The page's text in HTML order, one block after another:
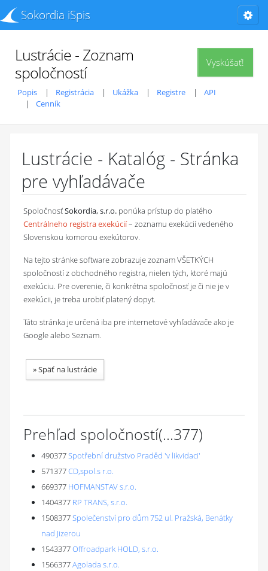
Sokordia iSpis
Vyskúšať!
Lustrácie - Zoznam
spoločností
Popis Registrácia Ukážka Registre
API
Cenník
Lustrácie - Katalóg - Stránka
pre vyhľadávače
SpoločnosťSokordia, s.r.o. ponúka prístup do platého
Centrálneho registra exekúcií– zoznamu exekúcií vedeného
Slovenskou komorou exekútorov.
Na tejto stránke software zobrazuje zoznam VŠETKÝCH
spoločností z obchodného registra, nielen tých, ktoré majú
exekúciu. Pre overenie, či konkrétna spoločnosť je či nie je v
exekúcii, je treba urobiť platený dopyt.
Táto stránka je určená iba pre internetové vyhľadávače ako je
Google alebo Seznam.
»Späť na lustrácie
Prehľad spoločností(...377)
490377Spotřební družstvo Praděd 'v likvidaci'
571377CD,spol.s r.o.
669377 HOFMANSTAV s.r.o.
1404377 RP TRANS, s.r.o.
1508377Společenství pro dům 752 ul. Pražská, Benátky
nad Jizerou
1543377Offroadpark HOLD, s.r.o.
1566377Agolada s.r.o.